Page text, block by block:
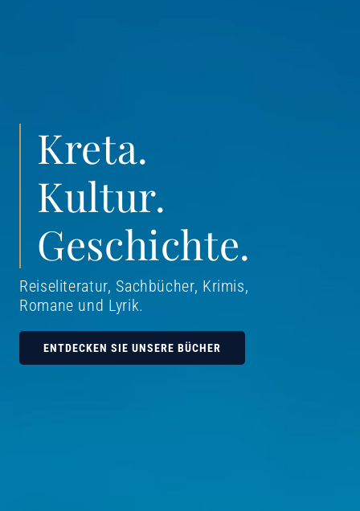
Kreta.
Kultur.
Geschichte.
Reiseliteratur, Sachbücher, Krimis,
Romane und Lyrik.
ENTDECKEN SIE UNSERE BÜCHER